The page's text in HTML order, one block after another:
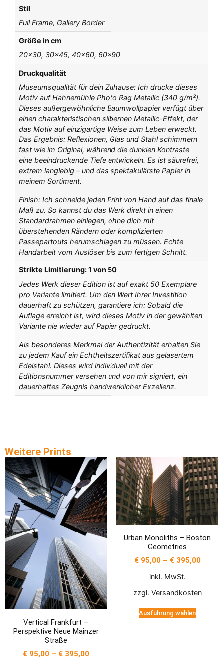
Stil
Full Frame, Gallery Border
Größe in cm
20×30, 30×45, 40×60, 60×90
Druckqualität
Museumsqualität für dein Zuhause: Ich drucke dieses
Motiv auf Hahnemühle Photo Rag Metallic (340 g/m²).
Dieses außergewöhnliche Baumwollpapier verfügt über
einen charakteristischen silbernen Metallic-Effekt, der
das Motiv auf einzigartige Weise zum Leben erweckt.
Das Ergebnis: Reflexionen, Glas und Stahl schimmern
fast wie im Original, während die dunklen Kontraste
eine beeindruckende Tiefe entwickeln. Es ist säurefrei,
extrem langlebig – und das spektakulärste Papier in
meinem Sortiment.
Finish: Ich schneide jeden Print von Hand auf das finale
Maß zu. So kannst du das Werk direkt in einen
Standardrahmen einlegen, ohne dich mit
überstehenden Rändern oder komplizierten
Passepartouts herumschlagen zu müssen. Echte
Handarbeit vom Auslöser bis zum fertigen Schnitt.
Strikte Limitierung: 1 von 50
Jedes Werk dieser Edition ist auf exakt 50 Exemplare
pro Variante limitiert. Um den Wert Ihrer Investition
dauerhaft zu schützen, garantiere ich: Sobald die
Auflage erreicht ist, wird dieses Motiv in der gewählten
Variante nie wieder auf Papier gedruckt.
Als besonderes Merkmal der Authentizität erhalten Sie
zu jedem Kauf ein Echtheitszertifikat aus gelasertem
Edelstahl. Dieses wird individuell mit der
Editionsnummer versehen und von mir signiert, ein
dauerhaftes Zeugnis handwerklicher Exzellenz.
Weitere Prints
Vertical Frankfurt –
Perspektive Neue Mainzer
Straße
€95,00– €395,00
Urban Monoliths – Boston
Geometries
€95,00– €395,00
inkl. MwSt.
zzgl. Versandkosten
Ausführung wählen